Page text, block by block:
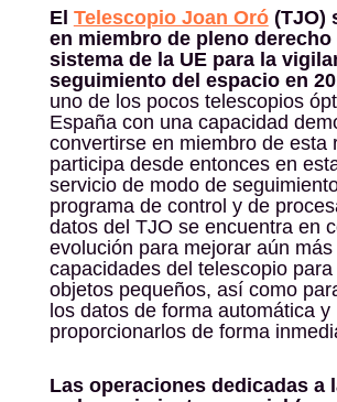
El Telescopio Joan Oró(TJO)
en miembro de pleno derecho
sistema de la UE para la
seguimiento del espacio en
uno de los pocos telescopios
España con una capacidad
convertirse en miembro de esta
participa desde entonces en
servicio de modo de
programa de control y de
datos del TJO se encuentra en
evolución para mejorar aún más
capacidades del telescopio
objetos pequeños, así como
los datos de forma automática y
proporcionarlos de forma
Las operaciones dedicadas a